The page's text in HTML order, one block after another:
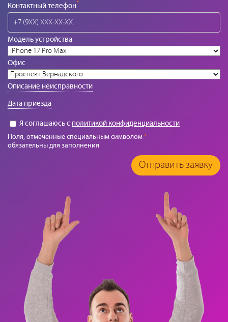
Контактный телефон*
Модель устройства
Офис
Описание неисправности
Дата приезда
Я соглашаюсь с политикой конфиденциальности
Поля, отмеченные специальным символом*
обязательны для заполнения
Отправить заявку